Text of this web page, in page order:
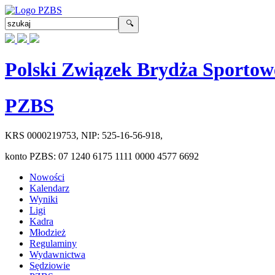
Polski Związek Brydża
PZBS
KRS 0000219753, NIP: 525-16-56-918,
konto PZBS: 07 1240 6175 1111 0000 4577 6692
Nowości
Kalendarz
Wyniki
Ligi
Kadra
Młodzież
Regulaminy
Wydawnictwa
Sędziowie